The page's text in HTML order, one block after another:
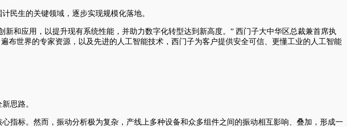
民生的关键领域，逐步实现规模化落地。
和应用，以提升现有系统性能，并助力数字化转型达到新高度。” 西门子大中华区总裁兼首席执
布世界的专家资源，以及先进的人工智能技术，西门子为客户提供安全可信、更懂工业的人工智能
思路。
指标。然而，振动分析极为复杂，产线上多种设备和众多组件之间的振动相互影响、叠加，形成一